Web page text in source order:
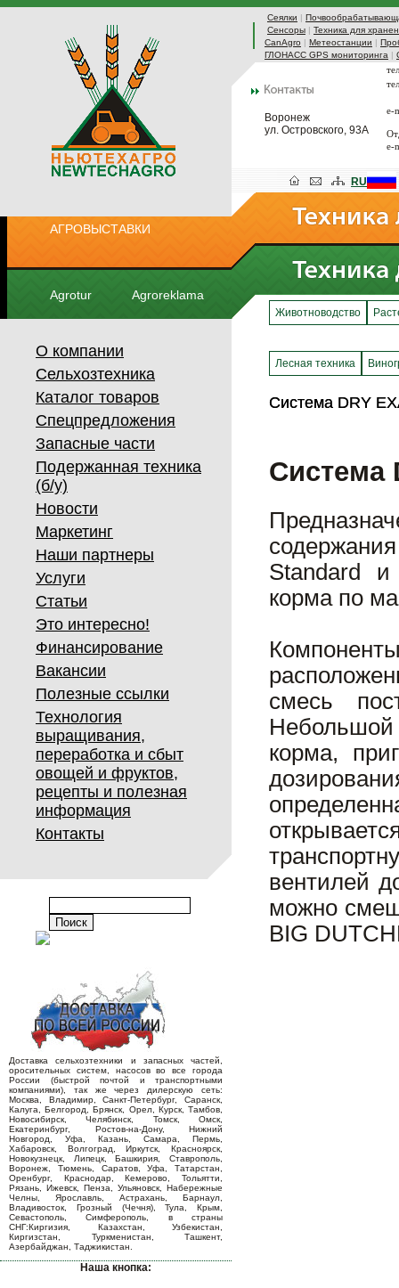
Сеялки |
Сенсоры | Техника для
CanAgro | Метеостанции |
ГЛОНАСС GPS мониторинга |
Воронеж
ул. Островского, 93А
e-
e-
АГРОВЫСТАВКИ
Agrotur Agroreklama
RU
О компании
Сельхозтехника
Каталог товаров
Спецпредложения
Запасные части
Подержанная техника
(б/у)
Новости
Маркетинг
Наши партнеры
Услуги
Статьи
Это интересно!
Финансирование
Вакансии
Полезные ссылки
Технология
выращивания,
переработка и сбыт
овощей и фруктов,
рецепты и полезная
информация
Контакты
Доставка сельхозтехники и запасных частей,
оросительных систем, насосов во все города
России (быстрой почтой и транспортными
компаниями), так же через дилерскую сеть:
Москва, Владимир, Санкт-Петербург, Саранск,
Калуга, Белгород, Брянск, Орел, Курск, Тамбов,
Новосибирск, Челябинск, Томск, Омск,
Екатеринбург, Ростов-на-Дону, Нижний
Новгород, Уфа, Казань, Самара, Пермь,
Хабаровск, Волгоград, Иркутск, Красноярск,
Новокузнецк, Липецк, Башкирия, Ставрополь,
Воронеж, Тюмень, Саратов, Уфа, Татарстан,
Оренбург, Краснодар, Кемерово, Тольятти,
Рязань, Ижевск, Пенза, Ульяновск, Набережные
Челны, Ярославль, Астрахань, Барнаул,
Владивосток, Грозный (Чечня), Тула, Крым,
Севастополь, Симферополь, в страны
СНГ:Киргизия, Казахстан, Узбекистан,
Киргизстан, Туркменистан, Ташкент,
Азербайджан, Таджикистан.
Наша кнопка:
Животноводство
Лесная техника
Система DRY
Система DRY
Система
Standard и
корма по
смесь
корма,
вентилей
можно
BIG